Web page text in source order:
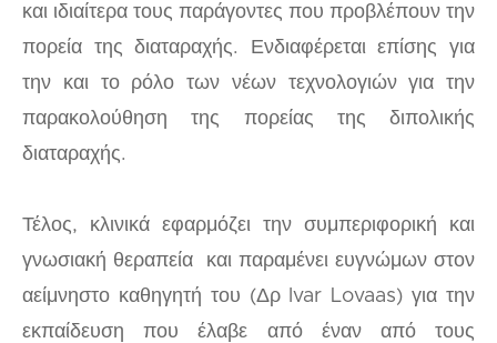
και ιδιαίτερα τους παράγοντες που προβλέπουν την
πορεία της διαταραχής. Ενδιαφέρεται επίσης για
την και το ρόλο των νέων τεχνολογιών για την
παρακολούθηση της πορείας της διπολικής
διαταραχής.
Τέλος, κλινικά εφαρμόζει την συμπεριφορική και
γνωσιακή θεραπεία και παραμένει ευγνώμων στον
αείμνηστο καθηγητή του (Δρ Ivar Lovaas) για την
εκπαίδευση που έλαβε από έναν από τους